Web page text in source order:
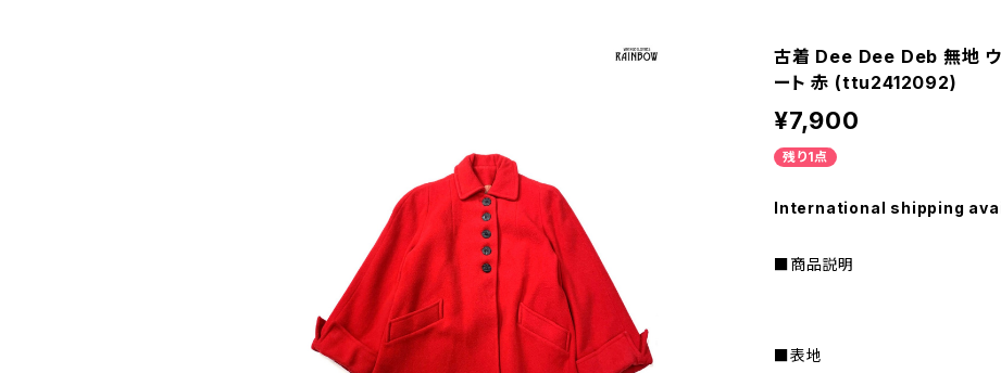
古着 Dee Dee Deb 無地 ウ
ート 赤 (ttu2412092)
¥7,900
残り1点
International shipping
■商品説明
■表地